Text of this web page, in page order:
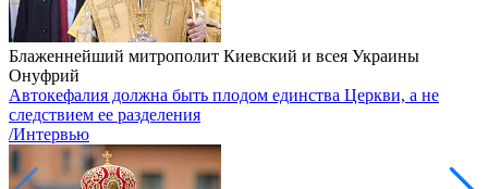
Блаженнейший митрополит Киевский и всея Украины
Онуфрий
Автокефалия должна быть плодом единства Церкви, а не
следствием ее разделения
/Интервью